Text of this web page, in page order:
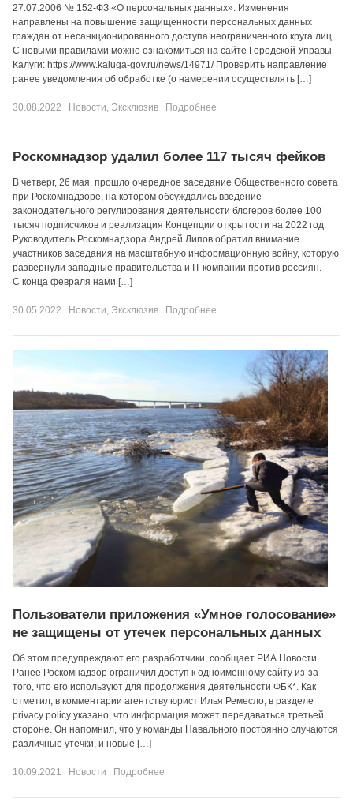
27.07.2006 № 152-ФЗ «О персональных данных». Изменения
направлены на повышение защищенности персональных данных
граждан от несанкционированного доступа неограниченного круга лиц.
С новыми правилами можно ознакомиться на сайте Городской Управы
Калуги: https://www.kaluga-gov.ru/news/14971/ Проверить направление
ранее уведомления об обработке (о намерении осуществлять […]
30.08.2022 Новости, Эксклюзив Подробнее
Роскомнадзор удалил более 117 тысяч фейков
В четверг, 26 мая, прошло очередное заседание Общественного совета
при Роскомнадзоре, на котором обсуждались введение
законодательного регулирования деятельности блогеров более 100
тысяч подписчиков и реализация Концепции открытости на 2022 год.
Руководитель Роскомнадзора Андрей Липов обратил внимание
участников заседания на масштабную информационную войну, которую
развернули западные правительства и IT-компании против россиян. —
С конца февраля нами […]
30.05.2022 Новости, Эксклюзив Подробнее
Пользователи приложения «Умное голосование»
не защищены от утечек персональных данных
Об этом предупреждают его разработчики, сообщает РИА Новости.
Ранее Роскомнадзор ограничил доступ к одноименному сайту из-за
того, что его используют для продолжения деятельности ФБК*. Как
отметил, в комментарии агентству юрист Илья Ремесло, в разделе
privacy policy указано, что информация может передаваться третьей
стороне. Он напомнил, что у команды Навального постоянно случаются
различные утечки, и новые […]
10.09.2021 Новости Подробнее